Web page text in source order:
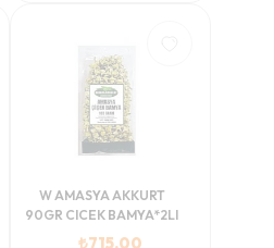
W AMASYA AKKURT
90GR CICEK BAMYA*2LI
₺715.00